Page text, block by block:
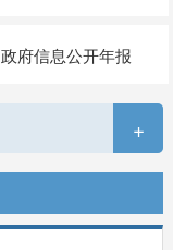
政府信息公开年报
+